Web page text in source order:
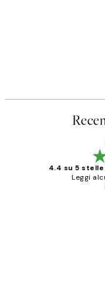
4.4 su 5 stelle
Leggi